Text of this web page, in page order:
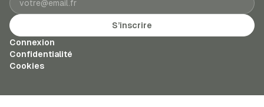
S’inscrire
Connexion
Confidentialité
Cookies